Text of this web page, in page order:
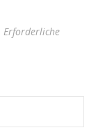
Erforderliche